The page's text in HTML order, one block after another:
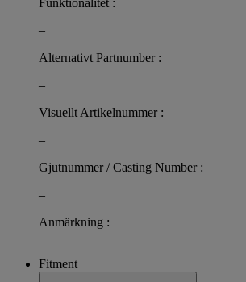
–
Alternativt Partnumber :
–
Visuellt Artikelnummer :
–
Gjutnummer / Casting Number :
–
Anmärkning :
–
Fitment